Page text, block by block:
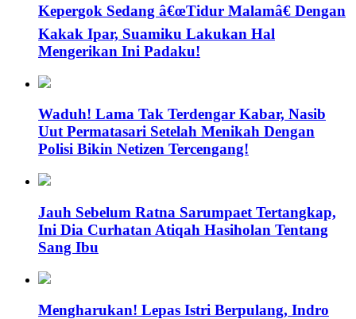
Kepergok Sedang â€œTidur Malamâ€ Dengan
Kakak Ipar, Suamiku Lakukan Hal
Mengerikan Ini Padaku!
Waduh! Lama Tak Terdengar Kabar, Nasib
Uut Permatasari Setelah Menikah Dengan
Polisi Bikin Netizen Tercengang!
Jauh Sebelum Ratna Sarumpaet Tertangkap,
Ini Dia Curhatan Atiqah Hasiholan Tentang
Sang Ibu
Mengharukan! Lepas Istri Berpulang, Indro